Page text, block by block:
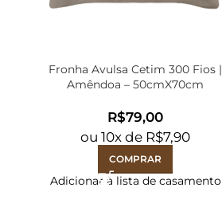
Fronha Avulsa Cetim 300 Fios |
Amêndoa – 50cmX70cm
R$
ou10x de R$7,90
COMPRAR
Adicionar à lista de casamento